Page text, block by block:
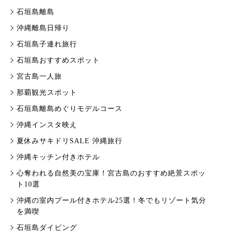
石垣島離島
沖縄離島日帰り
石垣島子連れ旅行
石垣島おすすめスポット
宮古島一人旅
那覇観光スポット
石垣島離島めぐりモデルコース
沖縄インスタ映え
夏休みサキドリSALE 沖縄旅行
沖縄キッチン付きホテル
心奪われる自然美の宝庫！宮古島のおすすめ絶景スポッ
ト10選
沖縄の室内プール付きホテル25選！冬でもリゾート気分
を満喫
石垣島ダイビング